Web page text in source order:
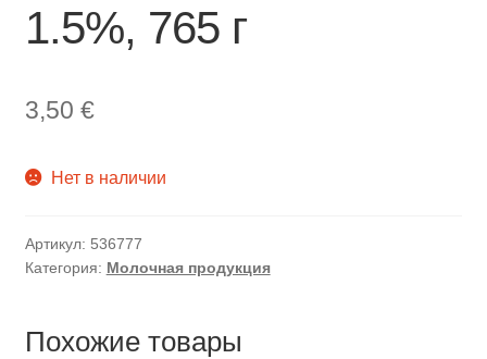
1.5%, 765 г
3,50 €
Нет в наличии
Артикул: 536777
Категория: Молочная продукция
Похожие товары